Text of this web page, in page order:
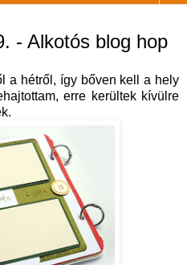
- Alkotós blog hop
a hétről, így bőven kell a hely
erre kerültek kívülre